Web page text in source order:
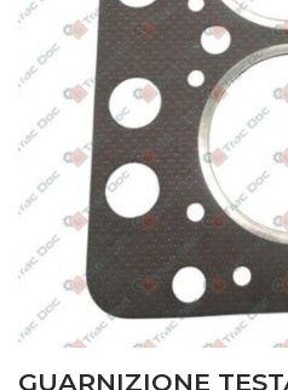
GUARNIZIONE